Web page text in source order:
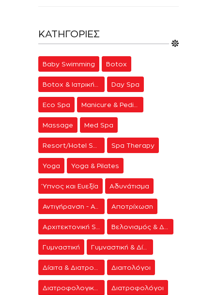
ΚΑΤΗΓΟΡΊΕΣ
Baby Swimming Botox
Day Spa
Eco Spa
Massage Med Spa
Spa Therapy
Yoga Yoga & Pilates
Ύπνος και Ευεξία Αδυνάτισμα
Αντιγήρανση - Ανάπλαση Προσώπου Αποτρίχωση
Γυμναστική Γυμναστική & Δίαιτα
Διαιτολόγοι
Διατροφολόγοι